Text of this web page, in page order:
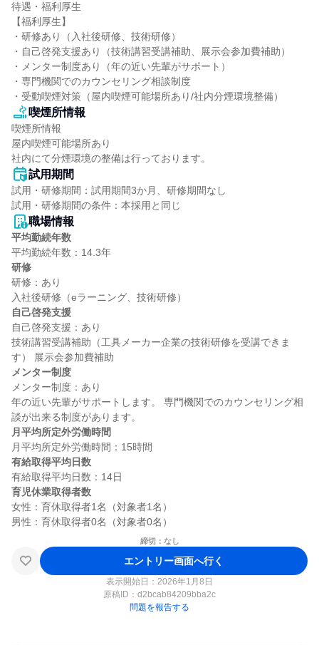
待遇・福利厚生
【福利厚生】
・研修あり（入社後研修、技術研修）
・自己啓発支援あり（技術講習受講補助、展示会参加費補助）
・メンター制度あり（年の近い先輩がサポート）
・専門機関でのカウンセリング相談制度
・受動喫煙対策（屋内喫煙可能場所あり/社内分煙環境整備）
喫煙所情報
喫煙所情報
屋内喫煙可能場所あり
社内にて分煙環境の整備は行っております。
試用期間
試用・研修期間：試用期間3か月、研修期間なし
職場情報
平均勤続年数
研修
研修：あり
自己啓発支援
自己啓発支援：あり
技術講習受講補助（工具メーカー企業の技術研修を受講できま
メンター制度
メンター制度：あり
年の近い先輩がサポートします。 専門機関でのカウンセリング相
月平均所定外労働時間
有給取得平均日数
育児休業取得者数
女性：育休取得者1名（対象者1名）
締切：なし
エントリー画面へ行く
表示開始日：2026年1月8日
原稿ID： d2bcab84209bba2c
問題を報告する